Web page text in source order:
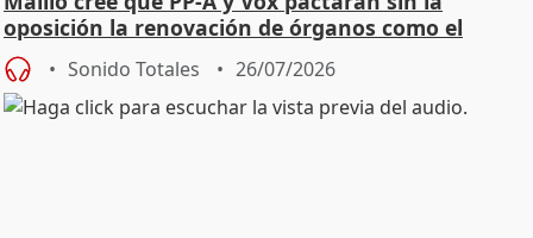
oposición la renovación de órganos como el
Defensor
Sonido Totales 26/07/2026